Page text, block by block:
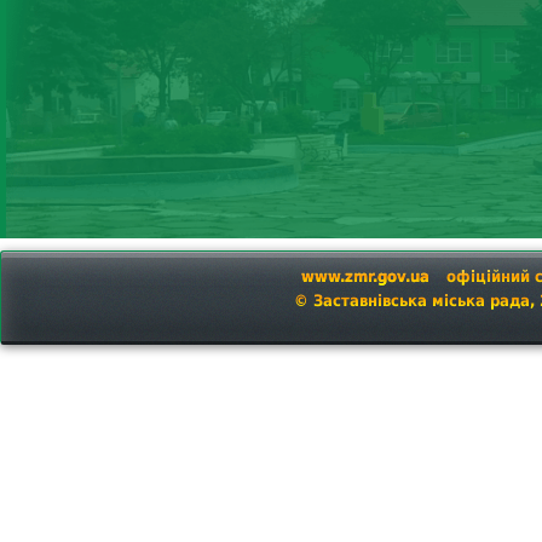
www.zmr.gov.ua
офіційний
© Заставнівська міська рада,